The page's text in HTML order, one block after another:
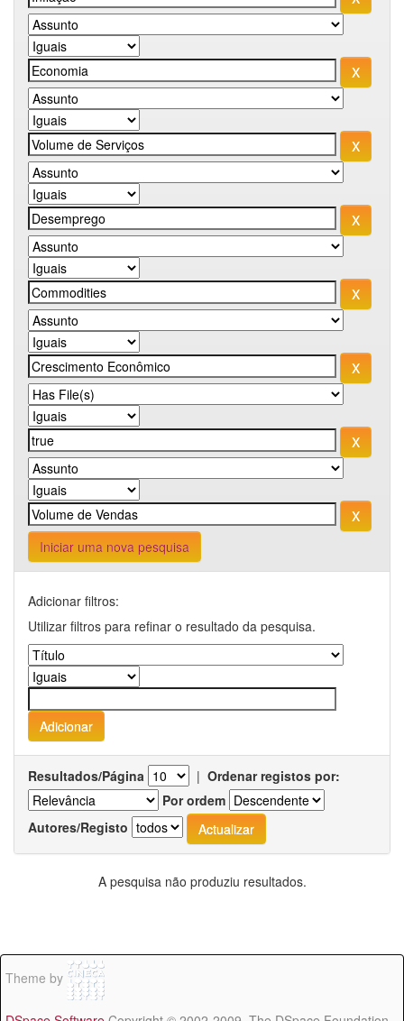
Iniciar uma nova pesquisa
Adicionar filtros:
Utilizar filtros para refinar o resultado da pesquisa.
Resultados/Página | Ordenar registos por:
Por ordem
Autores/Registo
A pesquisa não produziu resultados.
Theme by